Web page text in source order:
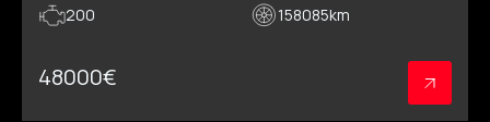
200
158085km
48000€